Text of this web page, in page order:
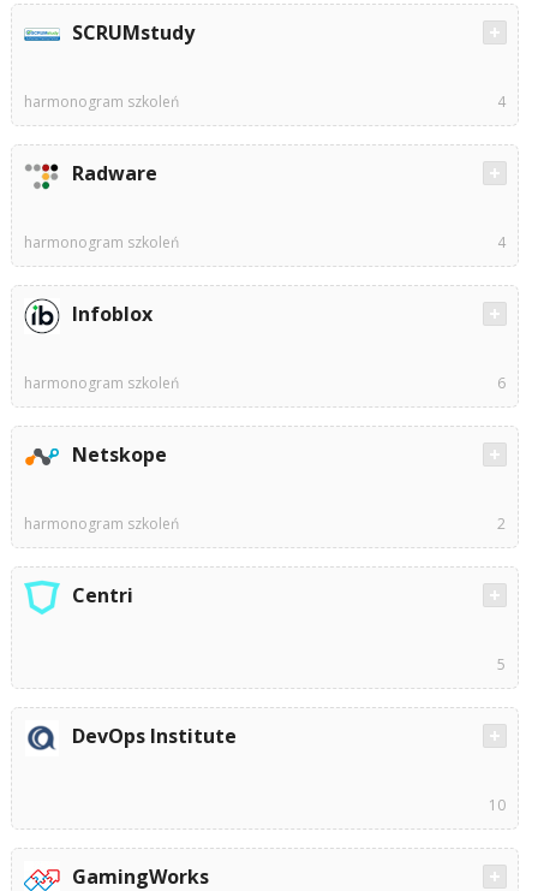
SCRUMstudy
harmonogram szkoleń 4
Radware
harmonogram szkoleń 4
Infoblox
harmonogram szkoleń 6
Netskope
harmonogram szkoleń 2
Centri
5
DevOps Institute
10
GamingWorks